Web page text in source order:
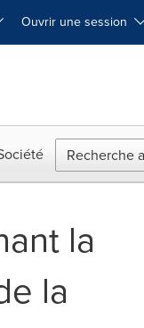
Ouvrir une session
Recherche
la
la